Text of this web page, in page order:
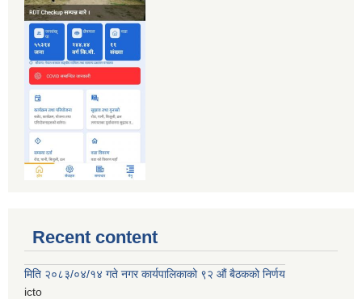
Recent content
मिति २०८३/०४/१४ गते नगर कार्यपालिकाको ९२ ‌‍औं बैठकको निर्णय
icto